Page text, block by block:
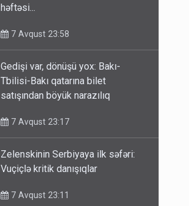
Məhərrəmovun oğludur - DOSYE
Media və Yayım Şurasına əlavə
hüquq və vəzifələr verilib
həftəsi...
7 Avqust 23:58
Gedişi var, dönüşü yox: Bakı-
Tbilisi-Bakı qatarına bilet
satışından böyük narazılıq
7 Avqust 23:17
Zelenskinin Serbiyaya ilk səfəri:
Vuçiçlə kritik danışıqlar
7 Avqust 23:11